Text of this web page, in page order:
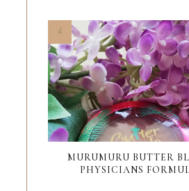
MURUMURU BUTTER
PHYSICIANS